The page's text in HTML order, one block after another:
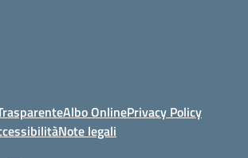
Albo OnlinePrivacy Policy
Note legali